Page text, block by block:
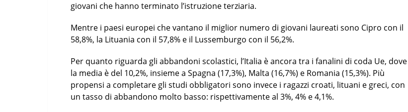
giovani che hanno terminato l’istruzione terziaria.
Mentre i paesi europei che vantano il miglior numero di giovani laureati sono Cipro con il
58,8%, la Lituania con il 57,8% e il Lussemburgo con il 56,2%.
Per quanto riguarda gli abbandoni scolastici, l’Italia è ancora tra i fanalini di coda Ue, dove
la media è del 10,2%, insieme a Spagna (17,3%), Malta (16,7%) e Romania (15,3%). Più
propensi a completare gli studi obbligatori sono invece i ragazzi croati, lituani e greci, con
un tasso di abbandono molto basso: rispettivamente al 3%, 4% e 4,1%.